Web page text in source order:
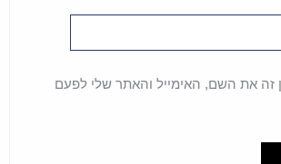
זה את השם, האימייל והאתר שלי לפעם